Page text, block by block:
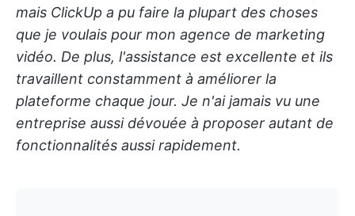
mais ClickUp a pu faire la plupart des choses
que je voulais pour mon agence de marketing
vidéo. De plus, l'assistance est excellente et ils
travaillent constamment à améliorer la
plateforme chaque jour. Je n'ai jamais vu une
entreprise aussi dévouée à proposer autant de
fonctionnalités aussi rapidement.